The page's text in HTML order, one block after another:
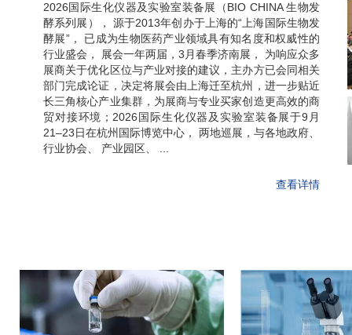
2026国际生化仪器及实验室装备展（BIO CHINA 生物发
酵系列展）， 源于2013年创办于上海的“上海国际生物发
酵展”， 已成为生物医药产业领域具有知名度和权威性的
行业盛会， 展会一年两届，3月春季济南展， 为响应众多
展商关于优化区位与产业对接的建议，主办方已会同相关
部门完成论证，决定将展会由上海迁至杭州，进一步贴近
长三角核心产业集群，为展商与专业买家创造更高效的商
贸对接环境；2026国际生化仪器及实验室装备展于9月
21–23日在杭州国际博览中心， 两地巡展，与各地政府、
行业协会、 产业园区、 ...
查看详情